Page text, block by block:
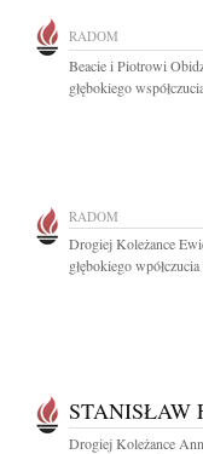
RADOM
Beacie i Piotrowi
głębokiego
RADOM
Drogiej Koleżance
głębokiego
STANISŁAW
Drogiej Koleżance